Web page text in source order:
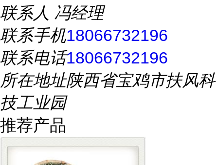
联系人 冯经理
联系手机18066732196
联系电话18066732196
所在地址陕西省宝鸡市扶风科
技工业园
推荐产品